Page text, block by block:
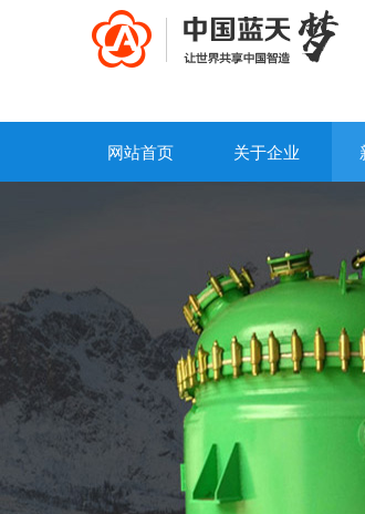
网站首页 关于企业